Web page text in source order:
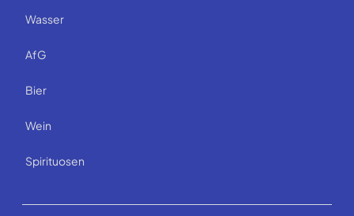
Wasser
AfG
Bier
Wein
Spirituosen